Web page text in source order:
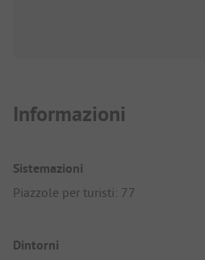
Informazioni
Sistemazioni
Piazzole per turisti: 77
Dintorni